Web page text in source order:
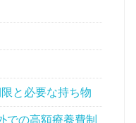
と必要な持ち物
での高額療養費制